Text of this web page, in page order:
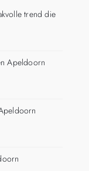
trend die
Apeldoorn